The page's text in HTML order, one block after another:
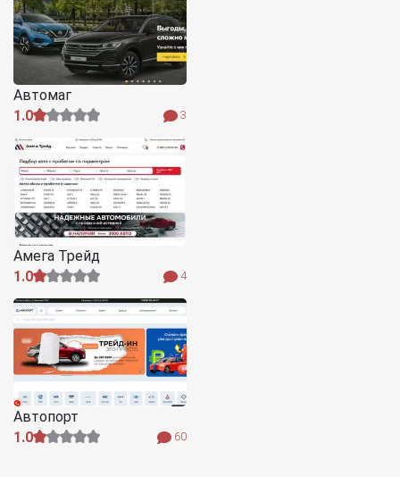
Автомаг
1.0
3
Амега Трейд
1.0
4
Автопорт
1.0
60